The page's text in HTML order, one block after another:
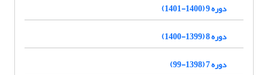
دوره 9 (1400-1401)
دوره 8 (1399-1400)
دوره 7 (1398-99)